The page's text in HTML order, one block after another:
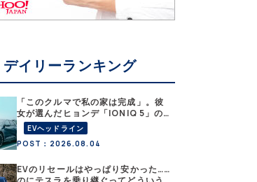
デイリーランキング
「このクルマで私の家は完成」。彼
女が選んだヒョンデ「IONIQ 5」の
「エネルギーハック」な生活【なな
みんEVレポート その１】
EVヘッドライン
POST：2026.08.04
EVのリセールはやっぱり安かった……